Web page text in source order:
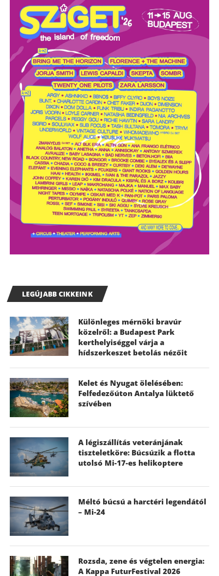
LEGÚJABB CIKKEINK
Különleges mérnöki bravúr
közelről: a Budapest Park
kerthelyiséggel várja a
hídszerkeszet betolás nézőit
Kelet és Nyugat ölelésében:
Felfedezőúton Antalya lüktető
szívében
A légiszállítás veteránjának
tiszteletköre: Búcsúzik a flotta
utolsó Mi-17-es helikoptere
Méltó búcsú a harctéri legendától
– Mi-24
Rozsda, zene és végtelen energia:
A Kappa FuturFestival 2026